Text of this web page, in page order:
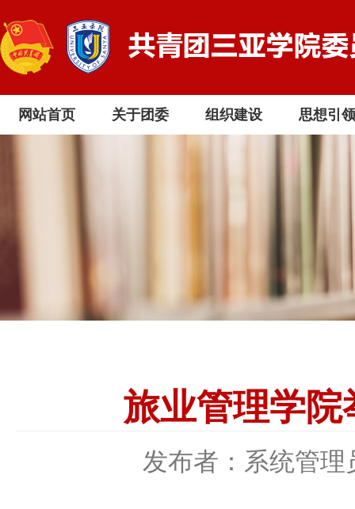
网站首页 关于团委 组织建设 思想引领
旅业管理学院
发布者：系统管理